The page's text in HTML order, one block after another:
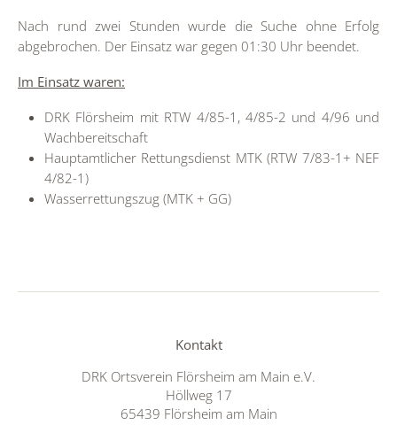
Nach rund zwei Stunden wurde die Suche ohne Erfolg
abgebrochen. Der Einsatz war gegen 01:30 Uhr beendet.
Im Einsatz waren:
DRK Flörsheim mit RTW 4/85-1, 4/85-2 und 4/96 und
Wachbereitschaft
Hauptamtlicher Rettungsdienst MTK (RTW 7/83-1+ NEF
4/82-1)
Wasserrettungszug (MTK + GG)
Kontakt
DRK Ortsverein Flörsheim am Main e.V.
Höllweg 17
65439 Flörsheim am Main